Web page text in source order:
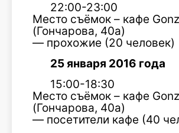
22:00-23:00
Место съёмок – кафе
(Гончарова, 40а)
— прохожие (20 человек)
25 января 2016 года
15:00-18:30
Место съёмок – кафе
(Гончарова, 40а)
— посетители кафе (40